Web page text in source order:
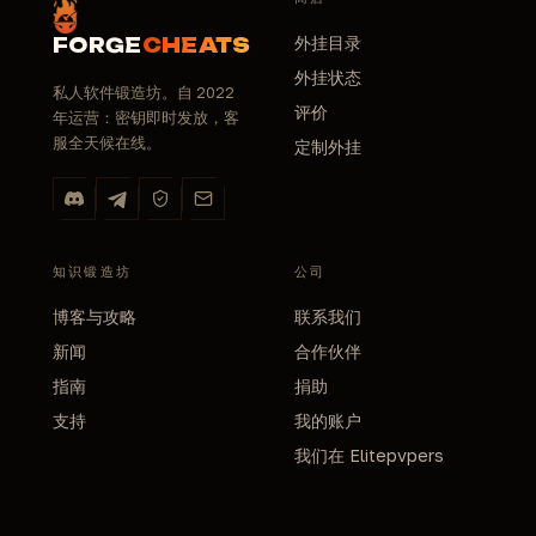
FORGECHEATS
私人软件锻造坊。自 2022
年运营：密钥即时发放，客
服全天候在线。
外挂目录
外挂状态
评价
定制外挂
知识锻造坊
博客与攻略
新闻
指南
支持
公司
联系我们
合作伙伴
捐助
我的账户
我们在 Elitepvpers